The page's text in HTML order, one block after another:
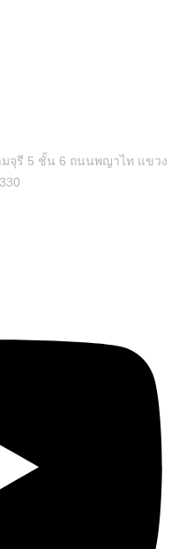
มจุรี 5 ชั้น 6 ถนนพญาไท แขวง